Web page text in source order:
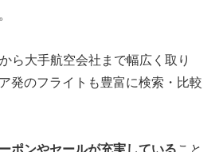
ら大手航空会社まで幅広く取り
発のフライトも豊富に検索・比較